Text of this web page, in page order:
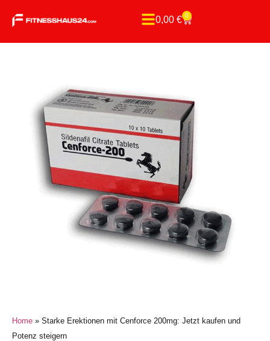
0,00 € 0
Home » Starke Erektionen mit Cenforce 200mg: Jetzt kaufen und
Potenz steigern